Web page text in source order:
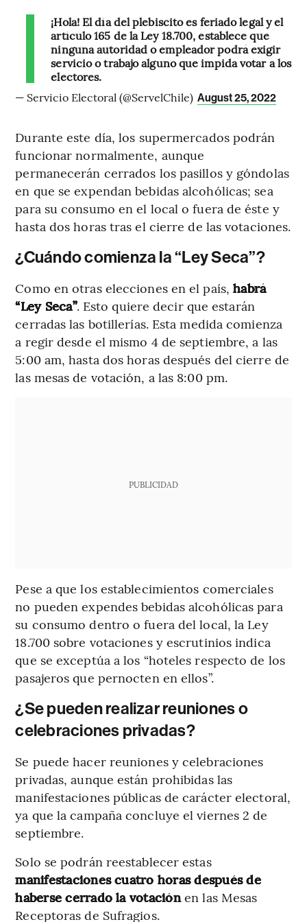
¡Hola! El día del plebiscito es feriado legal y el
artículo 165 de la Ley 18.700, establece que
ninguna autoridad o empleador podrá exigir
servicio o trabajo alguno que impida votar a los
electores.
— Servicio Electoral (@ServelChile) August 25, 2022
Durante este día, los supermercados podrán
funcionar normalmente, aunque
permanecerán cerrados los pasillos y góndolas
en que se expendan bebidas alcohólicas; sea
para su consumo en el local o fuera de éste y
hasta dos horas tras el cierre de las votaciones.
¿Cuándo comienza la “Ley Seca”?
Como en otras elecciones en el país,habrá
“Ley Seca”. Esto quiere decir que estarán
cerradas las botillerías. Esta medida comienza
a regir desde el mismo 4 de septiembre, a las
5:00 am, hasta dos horas después del cierre de
las mesas de votación, a las 8:00 pm.
PUBLICIDAD
Pese a que los establecimientos comerciales
no pueden expendes bebidas alcohólicas para
su consumo dentro o fuera del local, la Ley
18.700 sobre votaciones y escrutinios indica
que se exceptúa a los “hoteles respecto de los
pasajeros que pernocten en ellos”.
¿Se pueden realizar reuniones o
celebraciones privadas?
Se puede hacer reuniones y celebraciones
privadas, aunque están prohibidas las
manifestaciones públicas de carácter electoral,
ya que la campaña concluye el viernes 2 de
septiembre.
Solo se podrán reestablecer estas
manifestaciones cuatro horas después de
haberse cerrado la votaciónen las Mesas
Receptoras de Sufragios.